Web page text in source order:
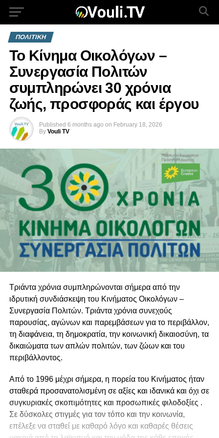
ΠΟΛΙΤΙΚΗ
To Κίνημα Οικολόγων –
Συνεργασία Πολιτών
συμπληρώνει 30 χρόνια
ζωής, προσφοράς και έργου
Published 6 months ago on February 18, 2026
By Vouli TV
Τριάντα χρόνια συμπληρώνονται σήμερα από την
ιδρυτική συνδιάσκεψη του Κινήματος Οικολόγων –
Συνεργασία Πολιτών. Τριάντα χρόνια συνεχούς
παρουσίας, αγώνων και παρεμβάσεων για το περιβάλλον,
τη διαφάνεια, τη δημοκρατία, την κοινωνική δικαιοσύνη, τα
δικαιώματα των απλών πολιτών, των ζώων και του
περιβάλλοντος.
Από το 1996 μέχρι σήμερα, η πορεία του Κινήματος ήταν
σταθερά προσανατολισμένη σε αξίες και ιδανικά και όχι σε
συγκυριακές σκοπιμότητες και προσωπικές φιλοδοξίες .
Σε δύσκολες στιγμές για τον τόπο και την κοινωνία,
επέλεξε να σταθεί με καθαρό λόγο και καθαρές θέσεις